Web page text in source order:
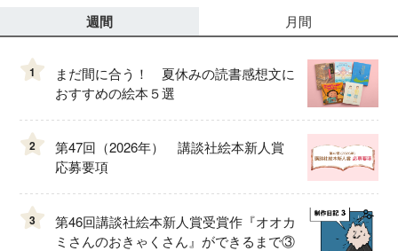
週間 月間
1
まだ間に合う！ 夏休みの読書感想文に
おすすめの絵本５選
2
第47回（2026年） 講談社絵本新人賞
応募要項
3
第46回講談社絵本新人賞受賞作『オオカ
ミさんのおきゃくさん』ができるまで③